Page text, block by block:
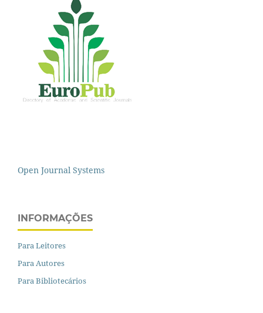
Open Journal Systems
INFORMAÇÕES
Para Leitores
Para Autores
Para Bibliotecários